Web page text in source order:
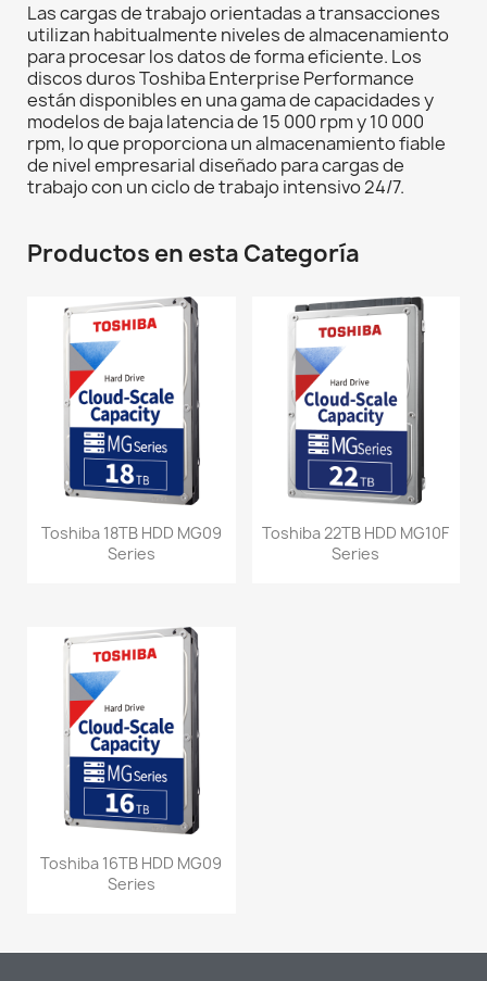
Las cargas de trabajo orientadas a transacciones
utilizan habitualmente niveles de almacenamiento
para procesar los datos de forma eficiente. Los
discos duros Toshiba Enterprise Performance
están disponibles en una gama de capacidades y
modelos de baja latencia de 15 000 rpm y 10 000
rpm, lo que proporciona un almacenamiento fiable
de nivel empresarial diseñado para cargas de
trabajo con un ciclo de trabajo intensivo 24/7.
Productos en esta Categoría
Toshiba 18TB HDD MG09
Series
Toshiba 22TB HDD MG10F
Series
Toshiba 16TB HDD MG09
Series